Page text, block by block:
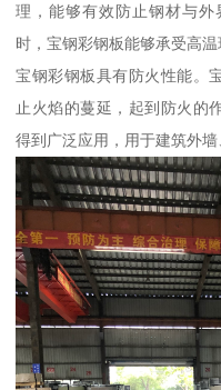
理，能够有效防止钢材与
时，宝钢彩钢板能够承受高
宝钢彩钢板具有防火性能。
止火焰的蔓延，起到防火的
得到广泛应用，用于建筑外墙